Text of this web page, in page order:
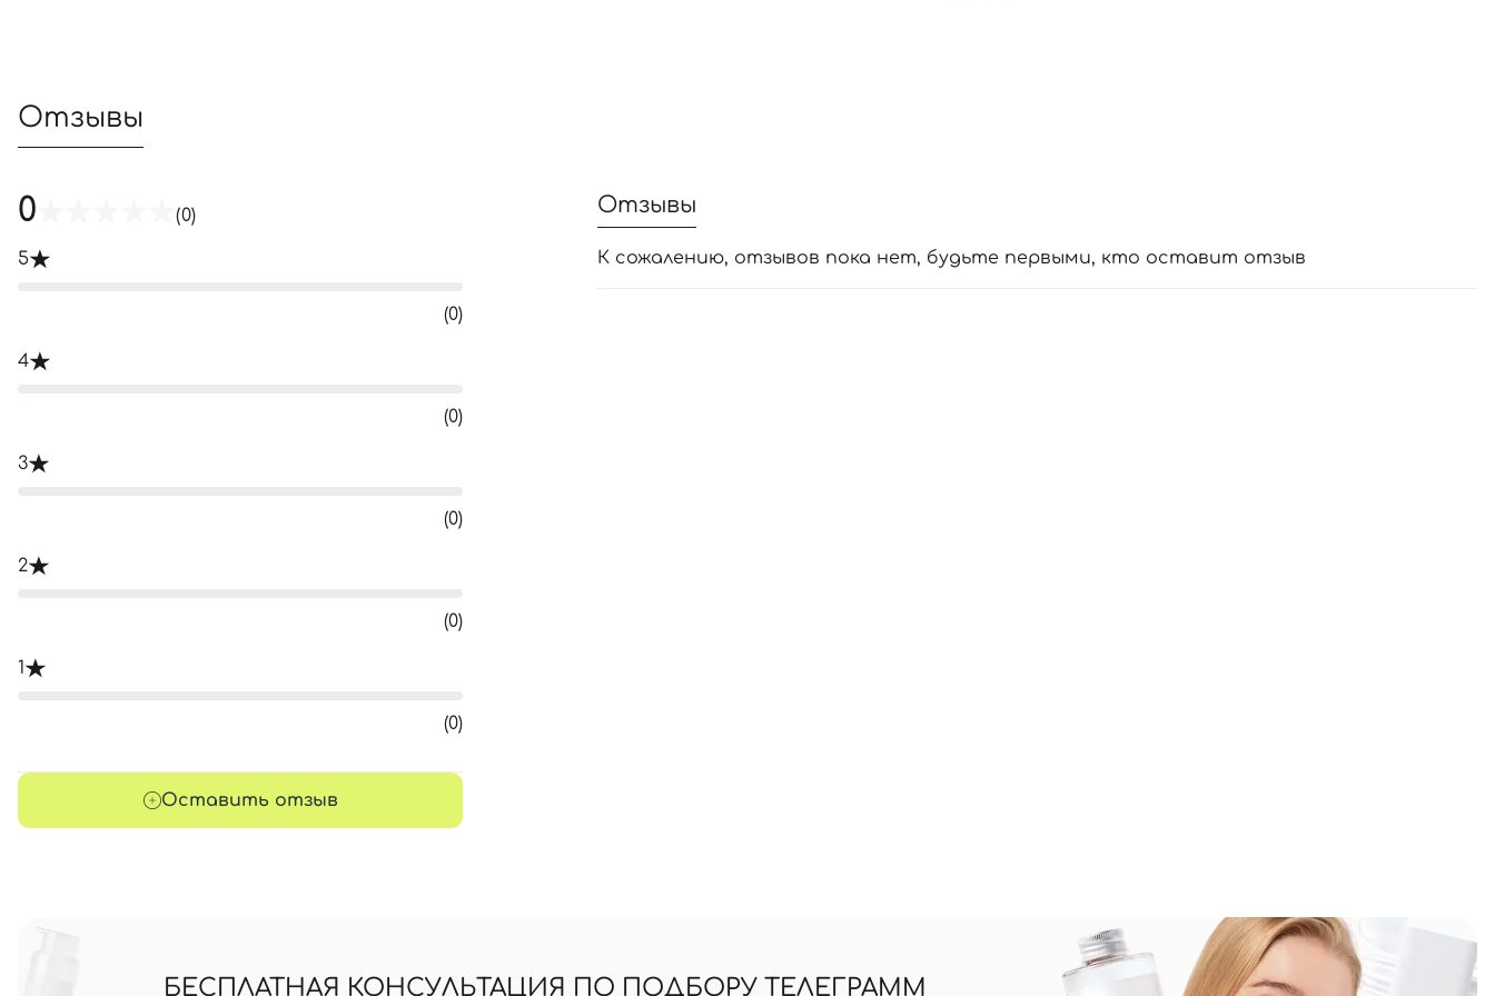
Отзывы
0 (0)
5
(0)
4
(0)
3
(0)
2
(0)
1
(0)
Оставить отзыв
Отзывы
К сожалению, отзывов пока нет, будьте первыми, кто оставит отзыв
БЕСПЛАТНАЯ КОНСУЛЬТАЦИЯ ПО ПОДБОРУ ТЕЛЕГРАММ